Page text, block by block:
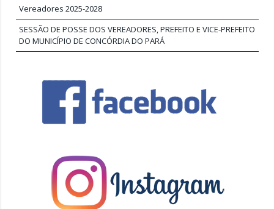
Vereadores 2025-2028
SESSÃO DE POSSE DOS VEREADORES, PREFEITO E VICE-PREFEITO
DO MUNICÍPIO DE CONCÓRDIA DO PARÁ